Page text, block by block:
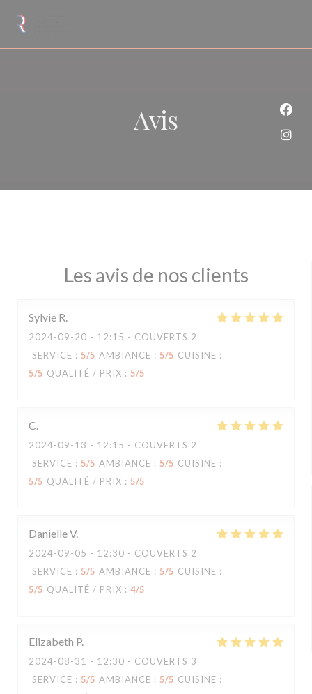
Avis
Les avis de nos clients
Sylvie R
2024-09-20 - 12:15 - COUVERTS 2
SERVICE : 5/5 AMBIANCE : 5/5 CUISINE :
5/5 QUALITÉ / PRIX : 5/5
C
2024-09-13 - 12:15 - COUVERTS 2
SERVICE : 5/5 AMBIANCE : 5/5 CUISINE :
5/5 QUALITÉ / PRIX : 5/5
DanielleV
2024-09-05 - 12:30 - COUVERTS 2
SERVICE : 5/5 AMBIANCE : 5/5 CUISINE :
5/5 QUALITÉ / PRIX : 4/5
Elizabeth P
2024-08-31 - 12:30 - COUVERTS 3
SERVICE : 5/5 AMBIANCE : 5/5 CUISINE :